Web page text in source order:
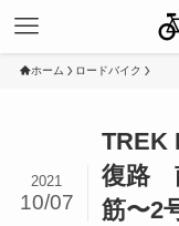
ホーム ロードバイク
TREK
復路
筋〜2
2021
10/07